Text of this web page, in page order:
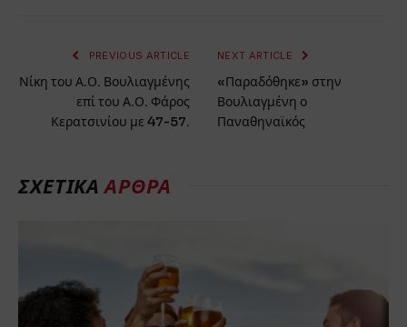
PREVIOUS ARTICLE
Νίκη του Α.Ο. Βουλιαγμένης
επί του Α.Ο. Φάρος
Κερατσινίου με 47-57.
NEXT ARTICLE
«Παραδόθηκε» στην
Βουλιαγμένη ο
Παναθηναϊκός
ΣΧΕΤΙΚΆΆΡΘΡΑ